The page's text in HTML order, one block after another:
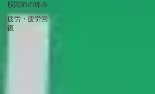
股関節の痛み
疲労・疲労回
復